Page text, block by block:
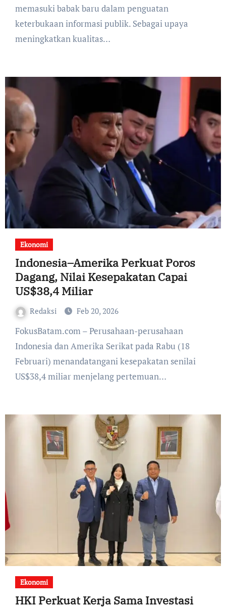
memasuki babak baru dalam penguatan
keterbukaan informasi publik. Sebagai upaya
meningkatkan kualitas…
Ekonomi
Indonesia–Amerika Perkuat Poros
Dagang, Nilai Kesepakatan Capai
US$38,4 Miliar
Redaksi Feb 20, 2026
FokusBatam.com – Perusahaan-perusahaan
Indonesia dan Amerika Serikat pada Rabu (18
Februari) menandatangani kesepakatan senilai
US$38,4 miliar menjelang pertemuan…
Ekonomi
HKI Perkuat Kerja Sama Investasi